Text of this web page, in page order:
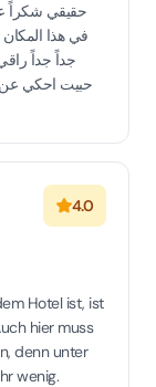
حقيقي شكراً
في هذا
جداً جداً
حبيت احكي عن
4.0
Hotel ist, ist
hier muss
denn unter
wenig.